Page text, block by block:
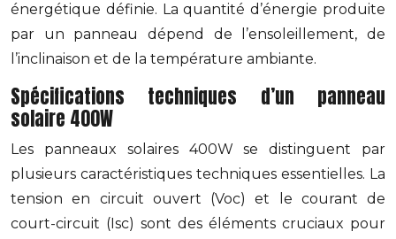
énergétique définie. La quantité d’énergie produite
par un panneau dépend de l’ensoleillement, de
l’inclinaison et de la température ambiante.
Spécifications techniques d’un panneau
solaire 400W
Les panneaux solaires 400W se distinguent par
plusieurs caractéristiques techniques essentielles. La
tension en circuit ouvert (Voc) et le courant de
court-circuit (Isc) sont des éléments cruciaux pour